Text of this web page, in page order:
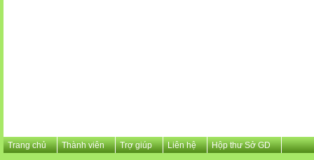
Trang chủ Thành viên Trợ giúp Liên hệ Hộp thư Sở GD